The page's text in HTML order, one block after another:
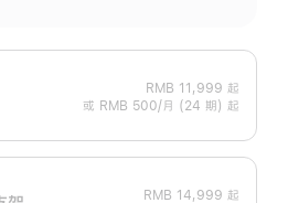
RMB 11,999 起
或 RMB 500/月 (24 期) 起
RMB 14,999 起